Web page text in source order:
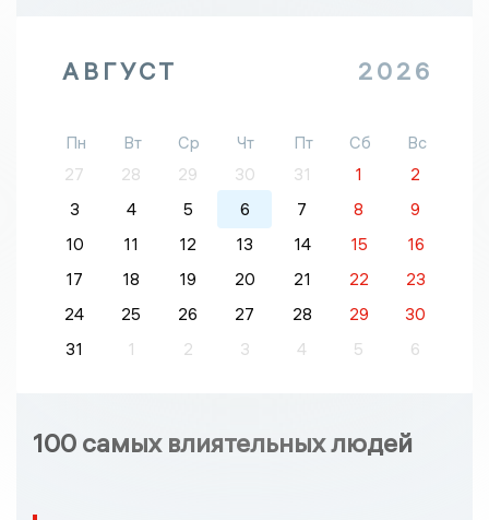
АВГУСТ 2026
Пн Вт Ср Чт Пт Сб
Вс
27
28 29 30 31 1
2
3
4 5 6 7 8
9
10
11 12 13 14 15
16
17
18 19 20 21 22
23
24
25 26 27 28 29
30
31
1 2 3 4 5 6
100 самых влиятельных людей